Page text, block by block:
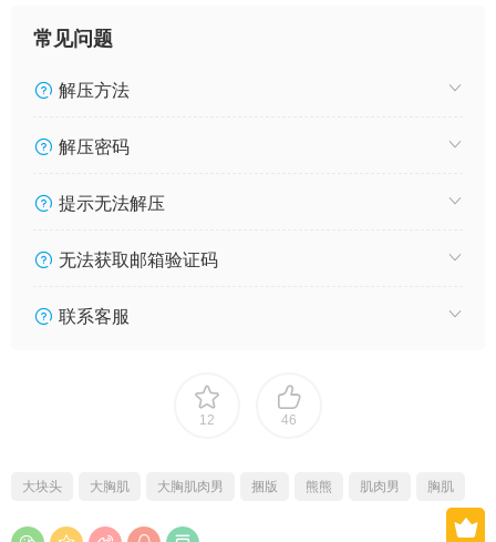
常见问题
解压方法
解压密码
提示无法解压
无法获取邮箱验证码
联系客服
12 46
大块头 大胸肌 大胸肌肉男 捆版 熊熊 肌肉男 胸肌